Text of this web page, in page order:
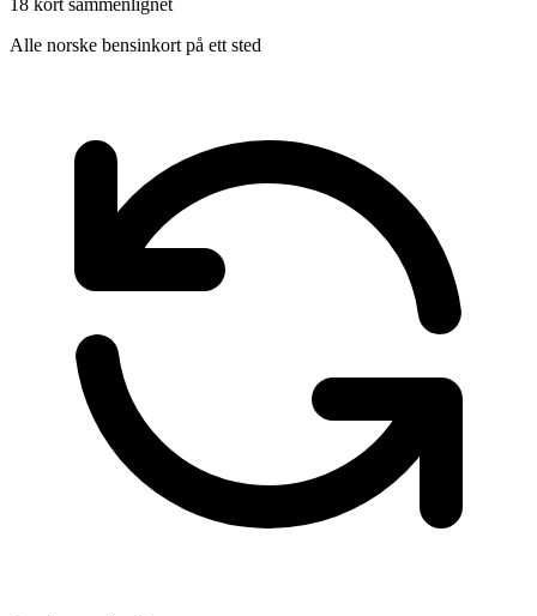
18 kort sammenlignet
Alle norske bensinkort på ett sted